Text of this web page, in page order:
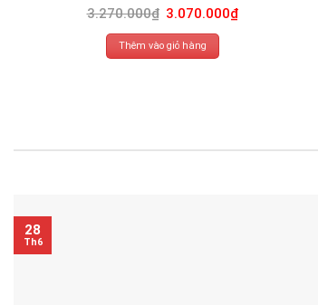
3.270.000₫ Giá
gốc
là:
3.270.000₫.
3.070.000₫Giá
Thêm vào giỏ hàng
28
Th6